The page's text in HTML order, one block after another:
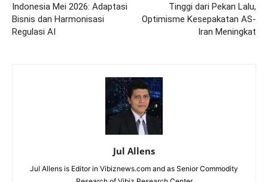
Indonesia Mei 2026: Adaptasi
Bisnis dan Harmonisasi
Regulasi AI
Tinggi dari Pekan Lalu,
Optimisme Kesepakatan AS-
Iran Meningkat
Jul Allens
Jul Allens is Editor in Vibiznews.com and as Senior Commodity